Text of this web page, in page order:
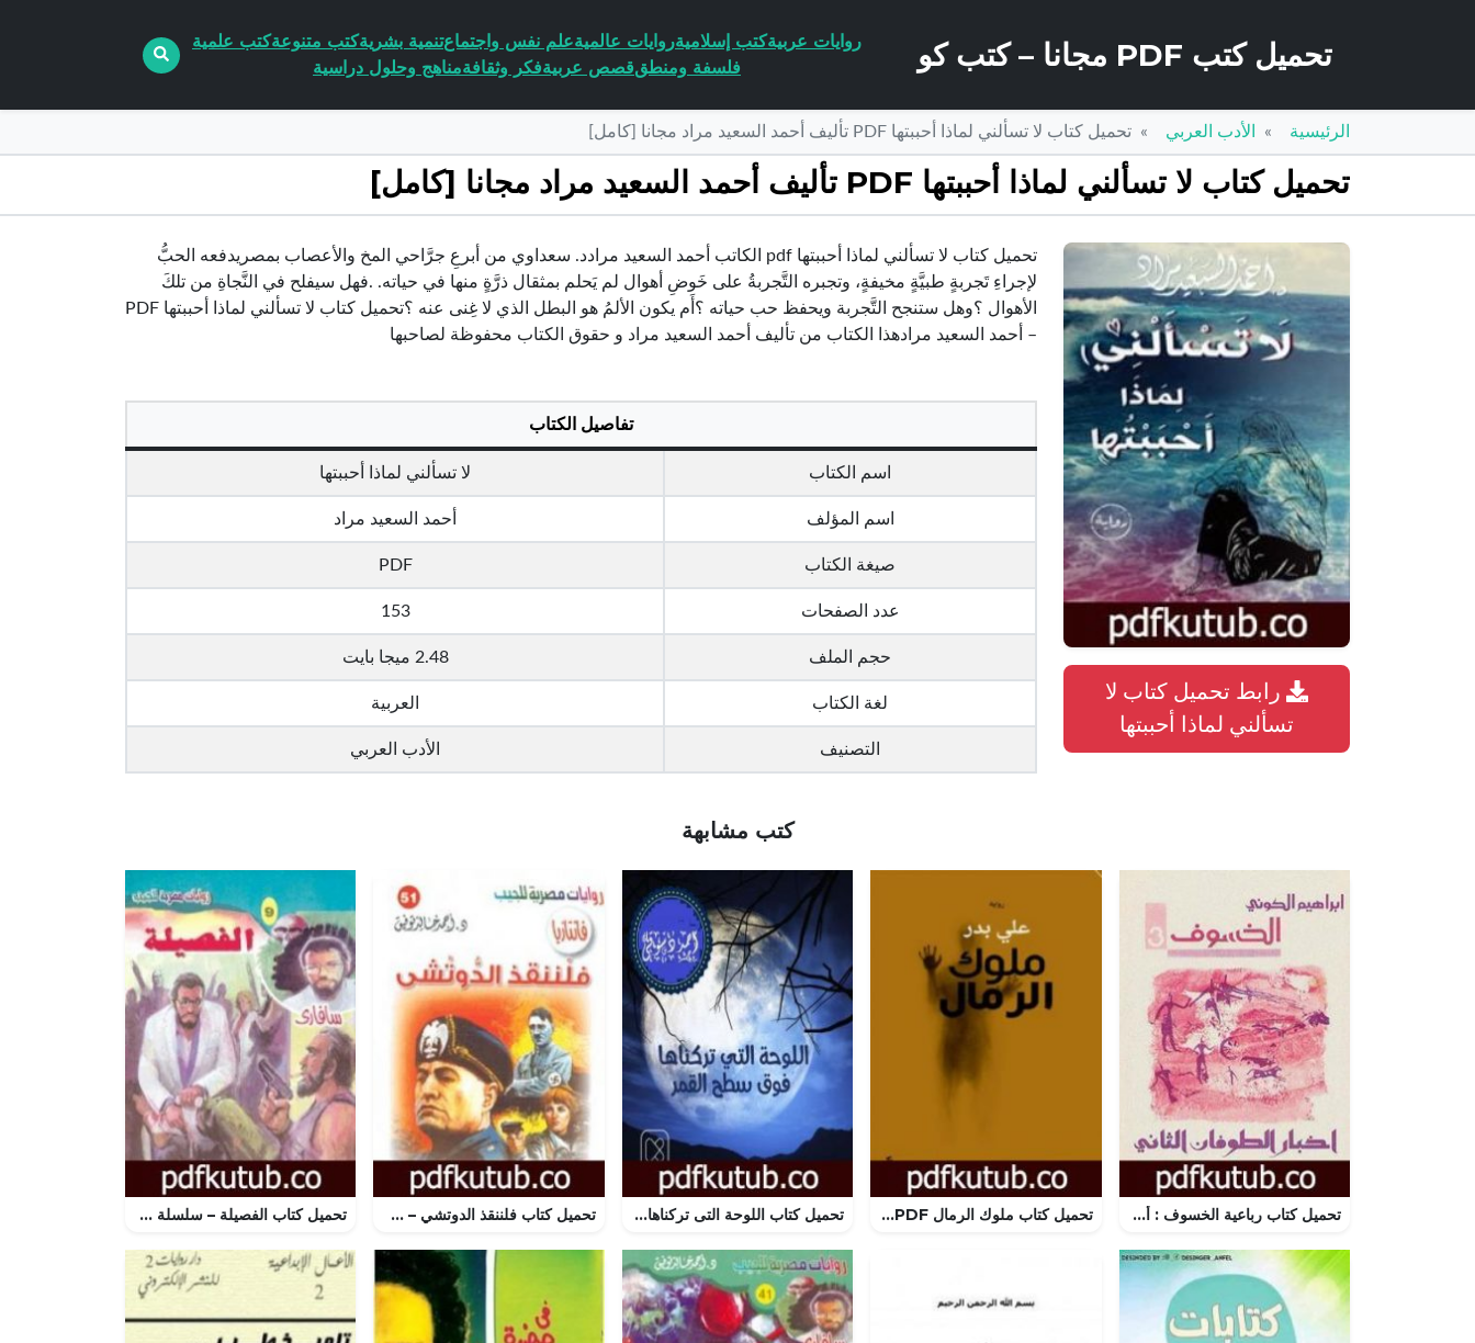
تحميل كتب PDF مجانا – كتب كو روايات عربيةكتب إسلاميةروايات عالميةعلم نفس واجتماعتنمية بشريةكتب متنوعةكتب علمية
فلسفة ومنطققصص عربيةفكر وثقافةمناهج وحلول دراسية
الرئيسية الأدب العربي تحميل كتاب لا تسألني لماذا أحببتها PDF تأليف أحمد السعيد مراد مجانا [كامل]
تحميل كتاب لا تسألني لماذا أحببتها PDF تأليف أحمد السعيد مراد مجانا [كامل]
رابط تحميل كتاب لا
تسألني لماذا أحببتها
تحميل كتاب لا تسألني لماذا أحببتها pdf الكاتب أحمد السعيد مرادد. سعداوي من أبرعِ جرَّاحي المخ والأعصاب بمصريدفعه الحبُّ
لإجراءِ تَجربةٍ طبيَّةٍ مخيفةٍ، وتجبره التَّجربةُ على خَوضِ أهوال لم يَحلم بمثقال ذرَّةٍ منها في حياته. .فهل سيفلح في النَّجاةِ من تلكَ
الأهوال ؟وهل ستنجح التَّجربة ويحفظ حب حياته ؟أَم يكون الألمُ هو البطل الذي لا غِنى عنه ؟تحميل كتاب لا تسألني لماذا أحببتها PDF
– أحمد السعيد مرادهذا الكتاب من تأليف أحمد السعيد مراد و حقوق الكتاب محفوظة لصاحبها
تفاصيل الكتاب
اسم الكتاب لا تسألني لماذا أحببتها
اسم المؤلف أحمد السعيد مراد
صيغة الكتاب PDF
عدد الصفحات 153
حجم الملف 2.48 ميجا بايت
لغة الكتاب العربية
التصنيف الأدب العربي
كتب مشابهة
تحميل كتاب رباعية الخسوف : أخبار الطوفان الثاني # 3 PDF تأليف إبراهيم الكوني مجانا [كامل] تحميل كتاب ملوك الرمال PDF تأليف علي بدر مجانا [كامل] تحميل كتاب اللوحة التى تركناها فوق سطح القمر PDF تأليف أحمد دسوقي مرسي مجانا [كامل] تحميل كتاب فلننقذ الدوتشي – سلسلة فانتازيا PDF تأليف أحمد خالد توفيق مجانا [كامل] تحميل كتاب الفصيلة – سلسلة سافاري PDF تأليف أحمد خالد توفيق مجانا [كامل]